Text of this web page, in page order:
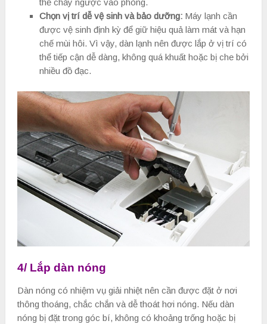
Chọn vị trí dễ vệ sinh và bảo dưỡng: Máy lạnh cần
được vệ sinh định kỳ để giữ hiệu quả làm mát và hạn
chế mùi hôi. Vì vậy, dàn lạnh nên được lắp ở vị trí có
thể tiếp cận dễ dàng, không quá khuất hoặc bị che bởi
nhiều đồ đạc.
4/ Lắp dàn nóng
Dàn nóng có nhiệm vụ giải nhiệt nên cần được đặt ở nơi
thông thoáng, chắc chắn và dễ thoát hơi nóng. Nếu dàn
nóng bị đặt trong góc bí, không có khoảng trống hoặc bị